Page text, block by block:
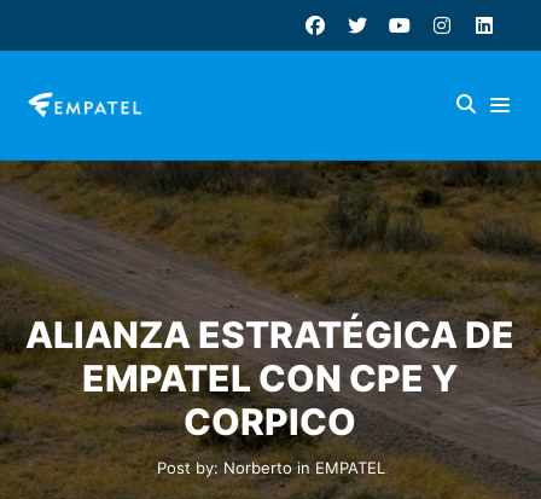
ALIANZA ESTRATÉGICA DE
EMPATEL CON CPE Y
CORPICO
Post by:Norbertoin EMPATEL